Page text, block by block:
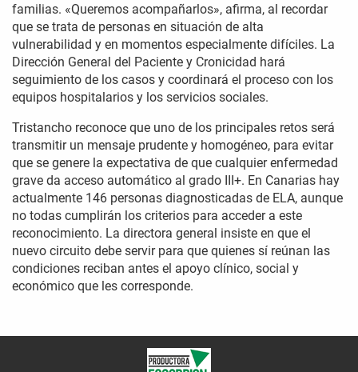
familias. «Queremos acompañarlos», afirma, al recordar
que se trata de personas en situación de alta
vulnerabilidad y en momentos especialmente difíciles. La
Dirección General del Paciente y Cronicidad hará
seguimiento de los casos y coordinará el proceso con los
equipos hospitalarios y los servicios sociales.
Tristancho reconoce que uno de los principales retos será
transmitir un mensaje prudente y homogéneo, para evitar
que se genere la expectativa de que cualquier enfermedad
grave da acceso automático al grado III+. En Canarias hay
actualmente 146 personas diagnosticadas de ELA, aunque
no todas cumplirán los criterios para acceder a este
reconocimiento. La directora general insiste en que el
nuevo circuito debe servir para que quienes sí reúnan las
condiciones reciban antes el apoyo clínico, social y
económico que les corresponde.